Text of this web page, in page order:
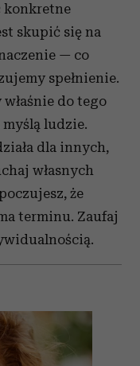
konkretne
skupić się na
— co
spełnienie.
do tego
myślą ludzie.
dla innych,
własnych
że
terminu. Zaufaj